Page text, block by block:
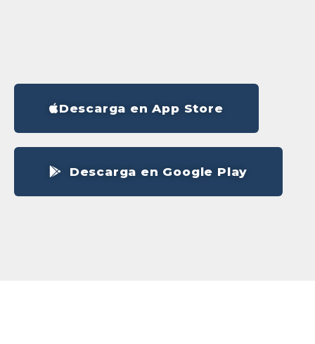
Descarga en App Store
Descarga en Google Play